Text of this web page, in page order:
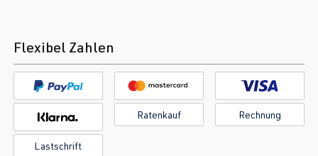
Flexibel Zahlen
Ratenkauf Rechnung
Lastschrift